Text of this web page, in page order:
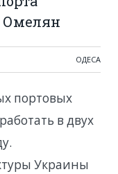
Омелян
ОДЕСА
портовых
в двух
Украины